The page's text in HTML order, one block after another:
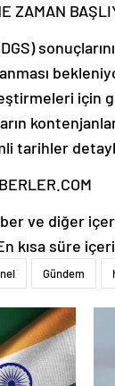
ZAMAN
için
tarihler
ve diğer
kısa süre
Gündem